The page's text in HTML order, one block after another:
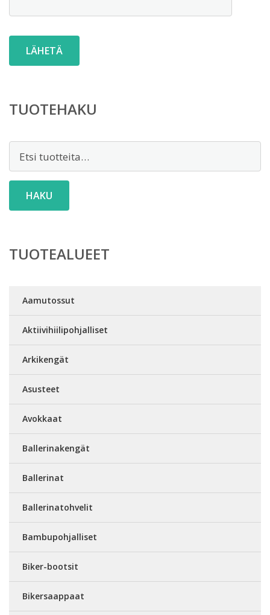
TUOTEHAKU
HAKU
TUOTEALUEET
Aamutossut
Aktiivihiilipohjalliset
Arkikengät
Asusteet
Avokkaat
Ballerinakengät
Ballerinat
Ballerinatohvelit
Bambupohjalliset
Biker-bootsit
Bikersaappaat